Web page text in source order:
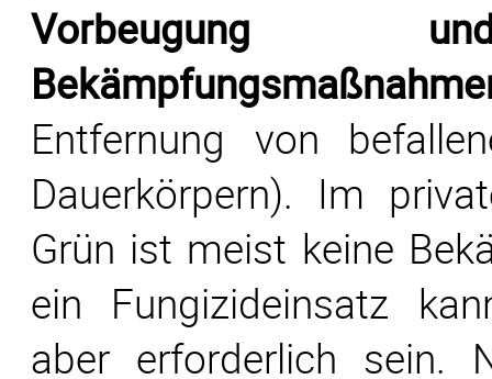
Vorbeugung
Entfernung von
Dauerkörpern). Im
Grün ist meist keine
ein Fungizideinsatz
aber erforderlich sein.